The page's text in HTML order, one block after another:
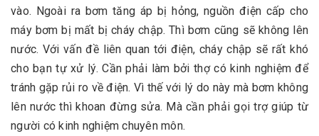
vào. Ngoài ra bơm tăng áp bị hỏng, nguồn điện cấp cho
máy bơm bị mất bị cháy chập. Thì bơm cũng sẽ không lên
nước. Với vấn đề liên quan tới điện, cháy chập sẽ rất khó
cho bạn tự xử lý. Cần phải làm bởi thợ có kinh nghiệm để
tránh gặp rủi ro về điện. Vì thế với lý do này mà bơm không
lên nước thì khoan đừng sửa. Mà cần phải gọi trợ giúp từ
người có kinh nghiệm chuyên môn.